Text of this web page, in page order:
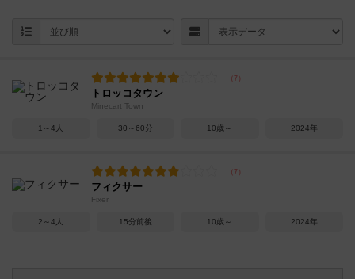
トロッコタウン
Minecart Town
1～4人 30～60分 10歳～ 2024年
フィクサー
Fixer
2～4人 15分前後 10歳～ 2024年